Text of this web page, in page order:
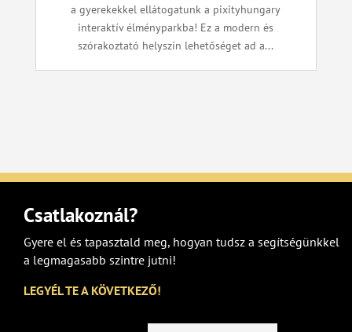
a gyerekekkel ellátogatunk a pixityhungary
interaktív élményparkba! Ez a modern és
szórakoztató helyszín lehetőséget ad a...
Csatlakoznál?
Gyere el és tapasztald meg, hogyan tudsz a segítségünkkel
a legmagasabb szintre jutni!
LEGYÉL TE A KÖVETKEZŐ!